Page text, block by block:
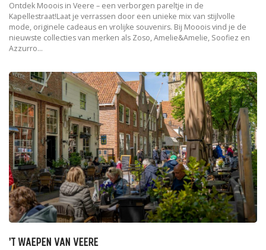
Ontdek Mooois in Veere – een verborgen pareltje in de
Kapellestraat!Laat je verrassen door een unieke mix van stijlvolle
mode, originele cadeaus en vrolijke souvenirs. Bij Mooois vind je de
nieuwste collecties van merken als Zoso, Amelie&Amelie, Soofiez en
Azzurro...
’T WAEPEN VAN VEERE